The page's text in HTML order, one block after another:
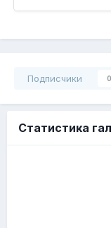
Подписчики 0
Статистика